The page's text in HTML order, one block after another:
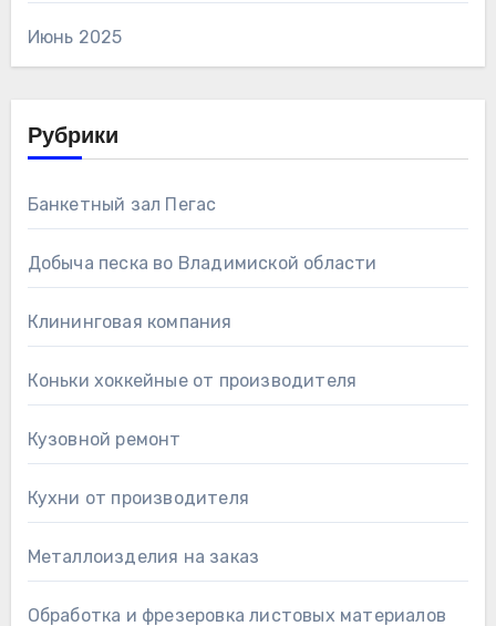
Июнь 2025
Рубрики
Банкетный зал Пегас
Добыча песка во Владимиской области
Клининговая компания
Коньки хоккейные от производителя
Кузовной ремонт
Кухни от производителя
Металлоизделия на заказ
Обработка и фрезеровка листовых материалов